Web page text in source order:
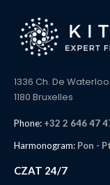
Harmonogram:Pon -
Contactez-nous
Clients professionnels
Mentions légales